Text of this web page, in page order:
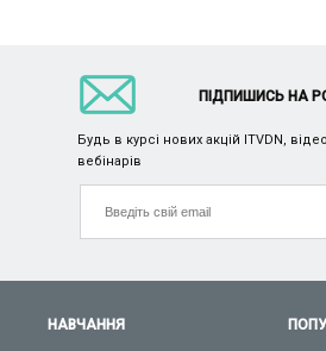
НАВЧАННЯ
ПІДПИШИСЬ НА
Будь в курсі нових акцій ITVDN,
вебінарів